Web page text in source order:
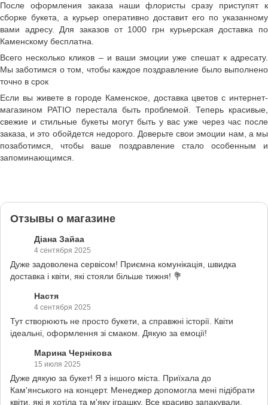
После оформления заказа наши флористы сразу приступят к
сборке букета, а курьер оперативно доставит его по указанному
вами адресу. Для заказов от 1000 грн курьерская доставка по
Каменскому бесплатна.
Всего несколько кликов – и ваши эмоции уже спешат к адресату.
Мы заботимся о том, чтобы каждое поздравление было выполнено
точно в срок
Если вы живете в городе Каменское, доставка цветов с интернет-
магазином PATIO перестала быть проблемой. Теперь красивые,
свежие и стильные букеты могут быть у вас уже через час после
заказа, и это обойдется недорого. Доверьте свои эмоции нам, а мы
позаботимся, чтобы ваше поздравление стало особенным и
запоминающимся.
Отзывы о магазине
Діана Зайаа
4 сентября 2025
Дуже задоволена сервісом! Приємна комунікація, швидка
доставка і квіти, які стояли більше тижня! 💐
Настя
4 сентября 2025
Тут створюють не просто букети, а справжні історії. Квіти
ідеальні, оформлення зі смаком. Дякую за емоції!
Марина Чернікова
15 июля 2025
Дуже дякую за букет! Я з іншого міста. Приїхала до
Кам'янського на концерт. Менеджер допомогла мені підібрати
квіти, які я хотіла та м'яку іграшку. Все красиво запакували,